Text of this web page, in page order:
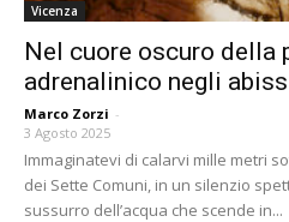
Vicenza
Nel cuore oscuro della
adrenalinico negli
Marco Zorzi -
3 Agosto 2025
Immaginatevi di calarvi mille metri
dei Sette Comuni, in un silenzio
sussurro dell’acqua che scende in...